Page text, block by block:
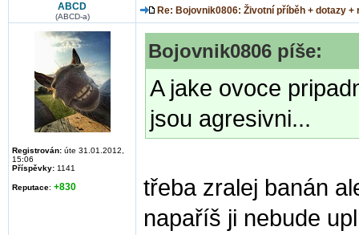
ABCD
(ABCD-a)
Re: Bojovnik0806: Životní příběh + dotazy
Registrován: úte 31.01.2012,
15:06
Příspěvky: 1141
Reputace: +830
Bojovnik0806 píše:
A jake ovoce
jsou agresivni...
třeba zralej banán
napaříš ji nebude